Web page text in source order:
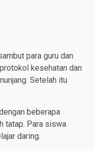
para guru dan
kesehatan dan
Setelah itu
beberapa
tatap. Para siswa
daring.